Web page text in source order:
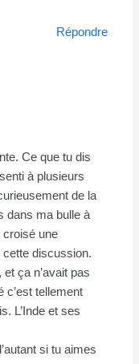
Répondre
Ce que tu dis
à plusieurs
de la
dans ma bulle à
croisé une
discussion.
ça n’avait pas
c’est tellement
L’Inde et ses
si tu aimes